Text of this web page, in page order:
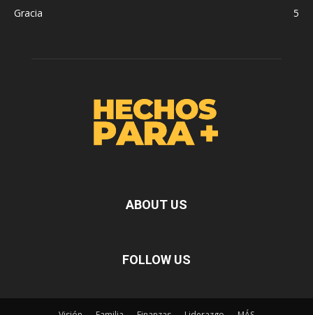
Gracia
5
ABOUT US
FOLLOW US